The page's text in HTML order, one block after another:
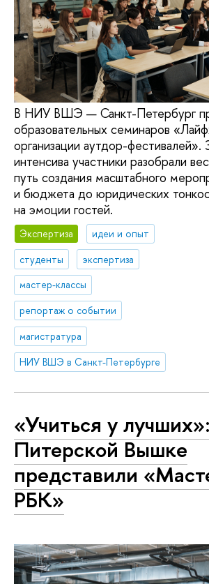
В НИУ ВШЭ — Санкт-Петербург
образовательных семинаров
организации аутдор-фестивалей».
интенсива участники разобрали
путь создания масштабного
и бюджета до юридических
на эмоции гостей.
Экспертиза
идеи и опыт
студенты
экспертиза
мастер-классы
репортаж о событии
магистратура
НИУ ВШЭ в Санкт-Петербурге
«Учиться у
Питерской Вышке
представили
РБК»